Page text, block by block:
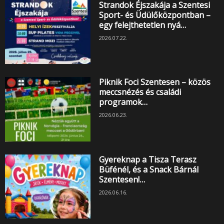
Strandok Éjszakája a Szentesi
Sport- és Üdülőközpontban –
egy felejthetetlen nyá…
2026.07.22.
Piknik Foci Szentesen – közös
meccsnézés és családi
programok…
2026.06.23.
Gyereknap a Tisza Terasz
Büfénél, és a Snack Bárnál
Szentesen!…
2026.06.16.